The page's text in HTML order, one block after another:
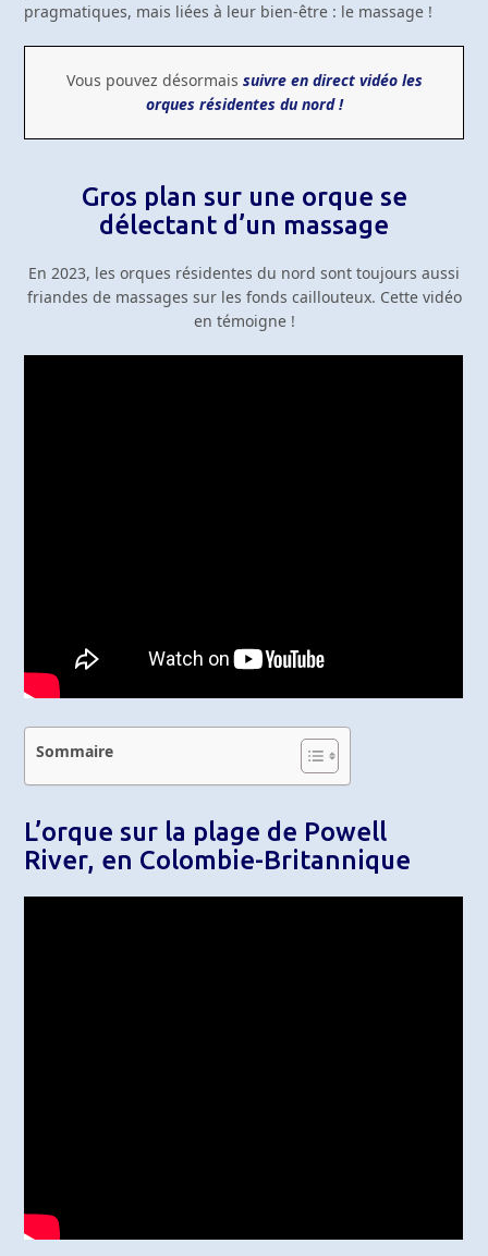
pragmatiques, mais liées à leur bien-être : le massage !
Vous pouvez désormais suivre en direct vidéo les
orques résidentes du nord !
Gros plan sur une orque se
délectant d’un massage
En 2023, les orques résidentes du nord sont toujours aussi
friandes de massages sur les fonds caillouteux. Cette vidéo
en témoigne !
Sommaire
L’orque sur la plage de Powell
River, en Colombie-Britannique